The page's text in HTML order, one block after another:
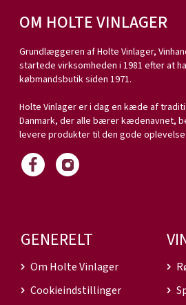
OM HOLTE VINLAGER
Grundlæggeren af Holte Vinlager,
startede virksomheden i 1981 efter at
købmandsbutik siden 1971.
Holte Vinlager er i dag en kæde af
Danmark, der alle bærer kædenavnet,
levere produkter til den gode
GENERELT
Om Holte Vinlager
Cookieindstillinger